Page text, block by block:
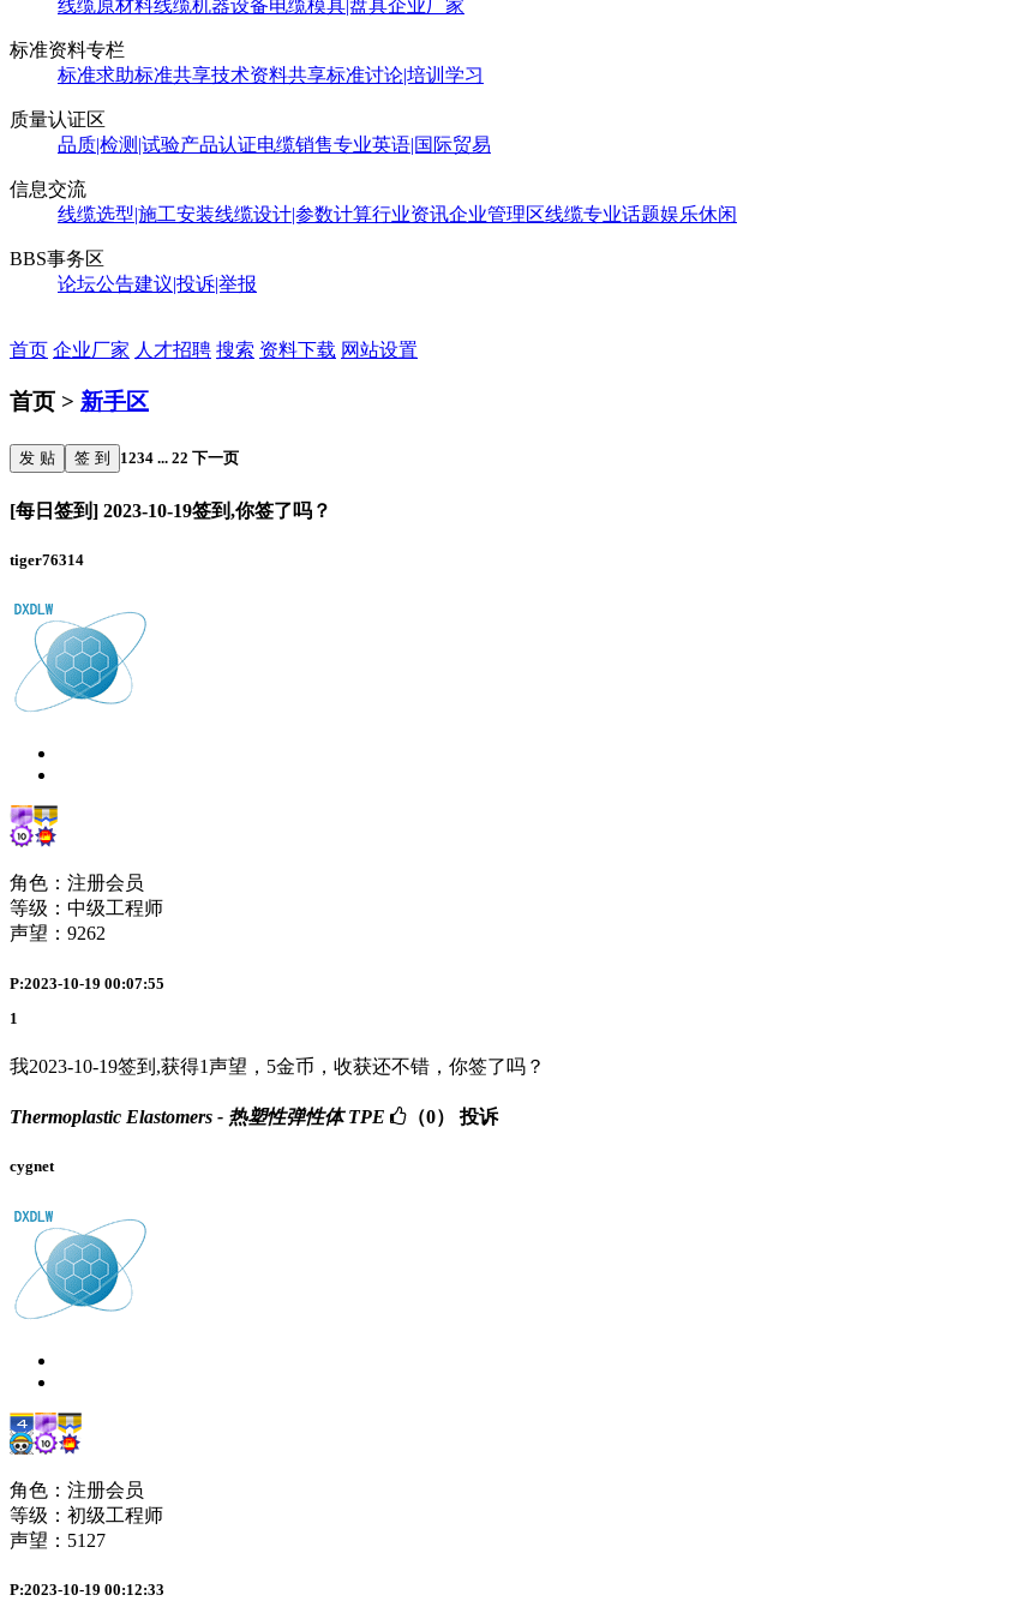
线缆原材料线缆机器设备电缆模具|盘具企业厂家
标准资料专栏
标准求助标准共享技术资料共享标准讨论|培训学习
质量认证区
品质|检测|试验产品认证电缆销售专业英语|国际贸易
信息交流
线缆选型|施工安装线缆设计|参数计算行业资讯企业管理区线缆专业话题娱乐休闲
BBS事务区
论坛公告建议|投诉|举报
首页 企业厂家 人才招聘 搜索 资料下载 网站设置
首页 > 新手区
发 贴 签 到 1234 ... 22 下一页
[每日签到] 2023-10-19签到,你签了吗？
tiger76314
角色：注册会员
等级：中级工程师
声望： 9262
P:2023-10-19 00:07:55
1
我2023-10-19签到,获得1声望，5金币，收获还不错，你签了吗？
Thermoplastic Elastomers - 热塑性弹性体 TPE （0） 投诉
cygnet
角色：注册会员
等级：初级工程师
声望： 5127
P:2023-10-19 00:12:33